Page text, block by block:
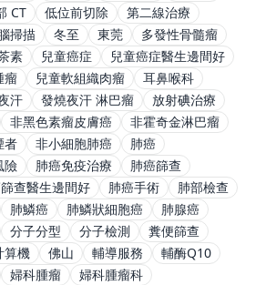
CT 低位前切除
第二線治療
掃描 冬至 東莞
多發性骨髓瘤
素 兒童癌症
兒童癌症醫生邊間好
瘤 兒童軟組織肉瘤
耳鼻喉科
汗 發燒夜汗 淋巴瘤
放射碘治療
非黑色素瘤皮膚癌
非霍奇金淋巴瘤
者 非小細胞肺癌
肺癌
險 肺癌免疫治療
肺癌篩查
查醫生邊間好 肺癌手術
肺部檢查
肺鱗癌 肺鱗狀細胞癌
肺腺癌
分子分型 分子檢測
糞便篩查
算機 佛山 輔導服務
輔酶Q10
婦科腫瘤
婦科腫瘤科